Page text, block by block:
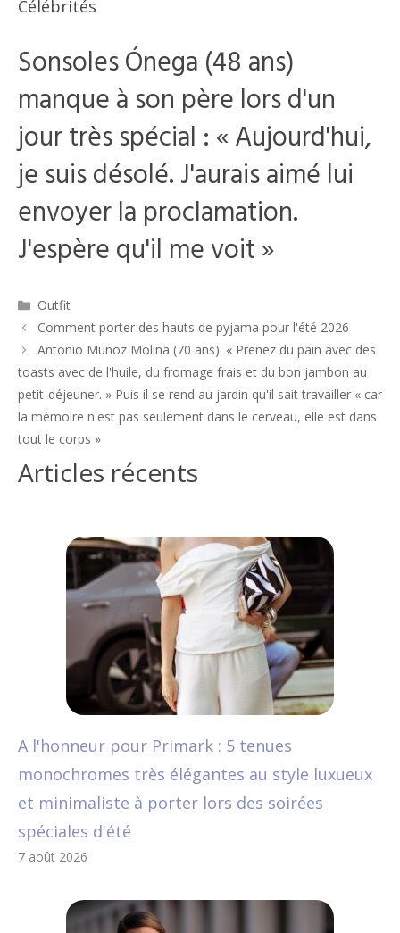
Célébrités
Sonsoles Ónega (48 ans)
manque à son père lors d'un
jour très spécial : « Aujourd'hui,
je suis désolé. J'aurais aimé lui
envoyer la proclamation.
J'espère qu'il me voit »
Catégories
Outfit
Navigation
des
Comment porter des hauts de pyjama pour l'été 2026
Antonio Muñoz Molina (70 ans): « Prenez du pain avec des
toasts avec de l'huile, du fromage frais et du bon jambon au
petit-déjeuner. » Puis il se rend au jardin qu'il sait travailler « car
la mémoire n'est pas seulement dans le cerveau, elle est dans
tout le corps »
Articles récents
A l'honneur pour Primark : 5 tenues
monochromes très élégantes au style luxueux
et minimaliste à porter lors des soirées
spéciales d'été
7 août 2026